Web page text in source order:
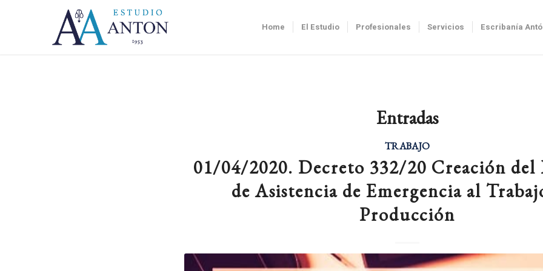
Home El Estudio Profesionales Servicios Escribanía
Entradas
TRABAJO
01/04/2020. Decreto 332/20 Creación del
de Asistencia de Emergencia al
Producción